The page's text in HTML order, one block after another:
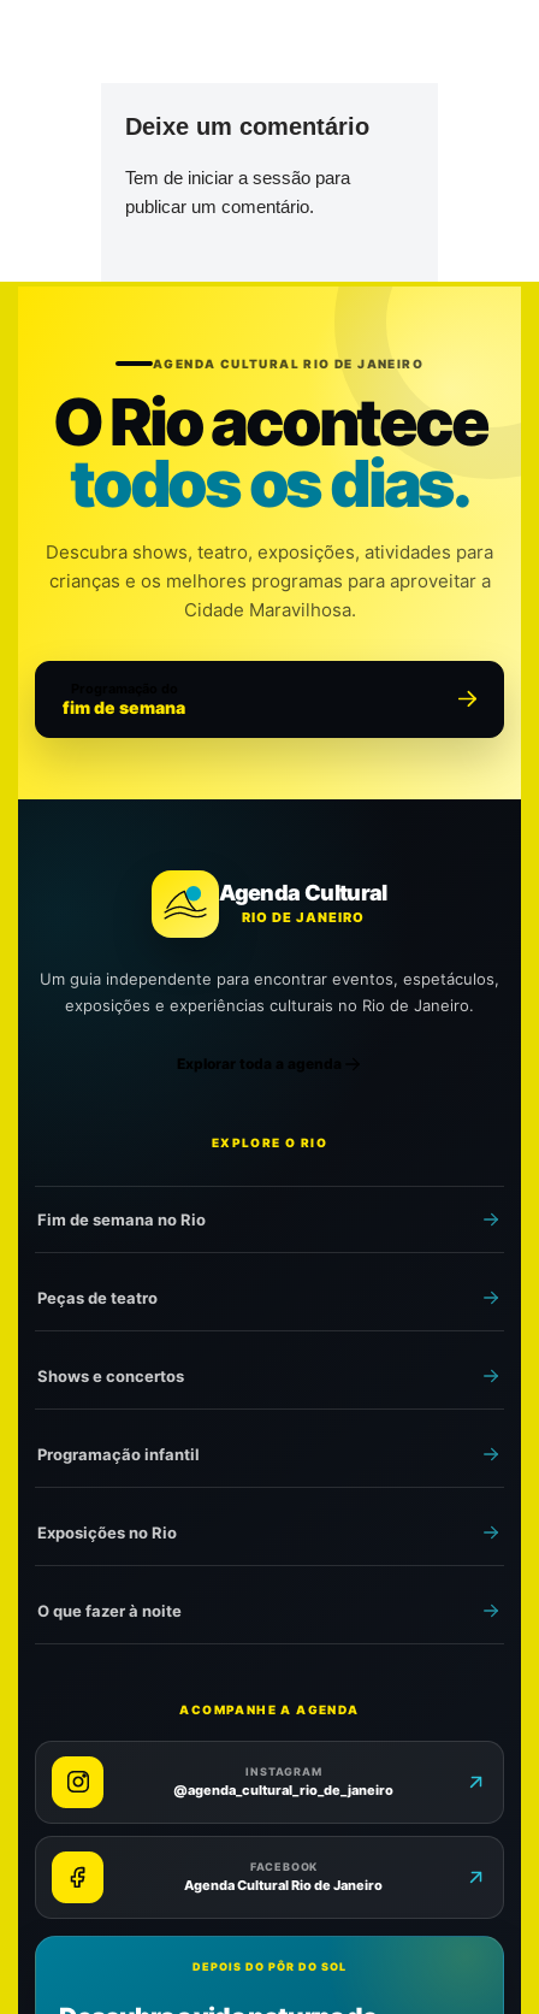
Deixe um comentário
Tem de iniciar a sessão para
publicar um comentário.
AGENDA CULTURAL RIO DE JANEIRO
O Rio acontece
todos os dias.
Descubra shows, teatro, exposições, atividades para
crianças e os melhores programas para aproveitar a
Cidade Maravilhosa.
fim de semana
Agenda Cultural
RIO DE JANEIRO
Um guia independente para encontrar eventos, espetáculos,
exposições e experiências culturais no Rio de Janeiro.
Explorar toda a agenda
EXPLORE O RIO
Fim de semana no Rio
Peças de teatro
Shows e concertos
Programação infantil
Exposições no Rio
O que fazer à noite
ACOMPANHE A AGENDA
INSTAGRAM
@agenda_cultural_rio_de_janeiro
FACEBOOK
Agenda Cultural Rio de Janeiro
DEPOIS DO PÔR DO SOL